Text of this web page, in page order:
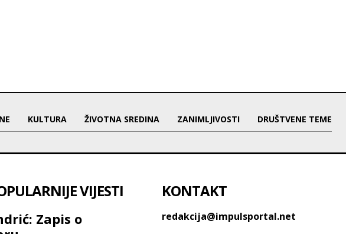
KULTURA ŽIVOTNA SREDINA ZANIMLJIVOSTI DRUŠTVENE TEME
VIJESTI
Zapis o
KONTAKT
redakcija@impulsportal.net